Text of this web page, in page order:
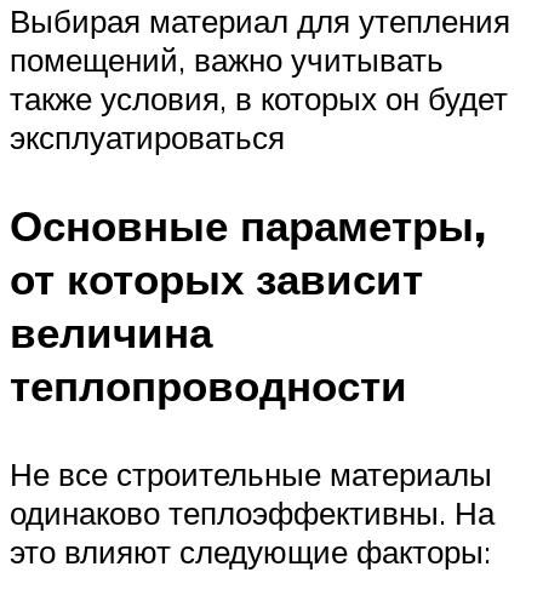
Выбирая материал для утепления
помещений, важно учитывать
также условия, в которых он будет
эксплуатироваться
Основные параметры,
от которых зависит
величина
теплопроводности
Не все строительные материалы
одинаково теплоэффективны. На
это влияют следующие факторы: